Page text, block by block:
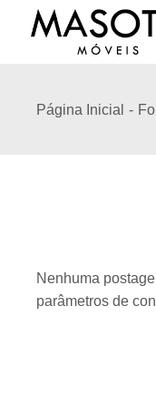
Página Inicial
Nenhuma
parâmetros de